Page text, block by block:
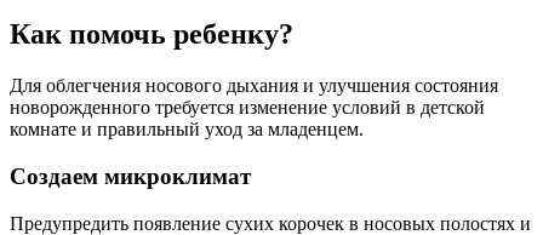
Как помочь ребенку?
Для облегчения носового дыхания и улучшения состояния
новорожденного требуется изменение условий в детской
комнате и правильный уход за младенцем.
Создаем микроклимат
Предупредить появление сухих корочек в носовых полостях и